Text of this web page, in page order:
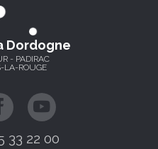
Dordogne
- PADIRAC
LA-ROUGE
33 22 00